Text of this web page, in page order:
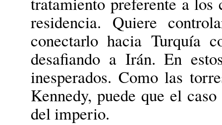
residencia. Quiere
conectarlo hacia Turquía
desafiando a Irán. En
inesperados. Como las
Kennedy, puede que el
del imperio.